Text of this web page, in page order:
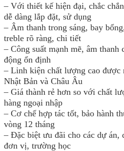
– Với thiết kế hiện đại, chắc
dễ dàng lắp đặt, sử dụng
– Âm thanh trong sáng, bay
treble rõ ràng, chi tiết
– Công suất mạnh mẽ, âm thanh
động ổn định
– Linh kiện chất lượng cao được
Nhật Bản và Châu Âu
– Giá thành rẻ hơn so với chất
hàng ngoại nhập
– Cơ chế hợp tác tốt, bảo hành
vòng 12 tháng
– Đặc biệt ưu đãi cho các dự án,
đơn vị, trường học